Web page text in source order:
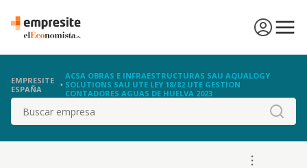
EMPRESITE
ESPAÑA
ACSA OBRAS E INFRAESTRUCTURAS SAU AQUALOGY
SOLUTIONS SAU UTE LEY 18/82 UTE GESTION
CONTADORES AGUAS DE HUELVA 2023
Buscar